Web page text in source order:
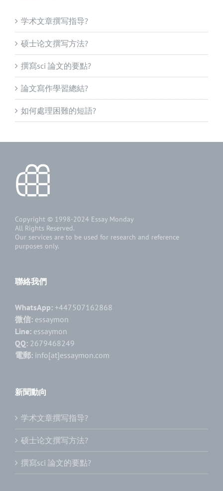
学术文章撰写指导?
硕士论文撰写方法?
撰寫sci 論文的要點?
論文寫作學習總結?
如何處理困難的短語?
Copyright © 1998-2024 Essay Monday
All Rights Reserved.
Our services are to be used for research and reference
purposes only.
聯絡我們
WhatsApp: +447507162868
微信: essaymon
Line: essaymon
QQ: 2679468249
電郵: info[at]essaymon.com
新聞動向
学术文章撰写指导?
硕士论文撰写方法?
撰寫sci 論文的要點?